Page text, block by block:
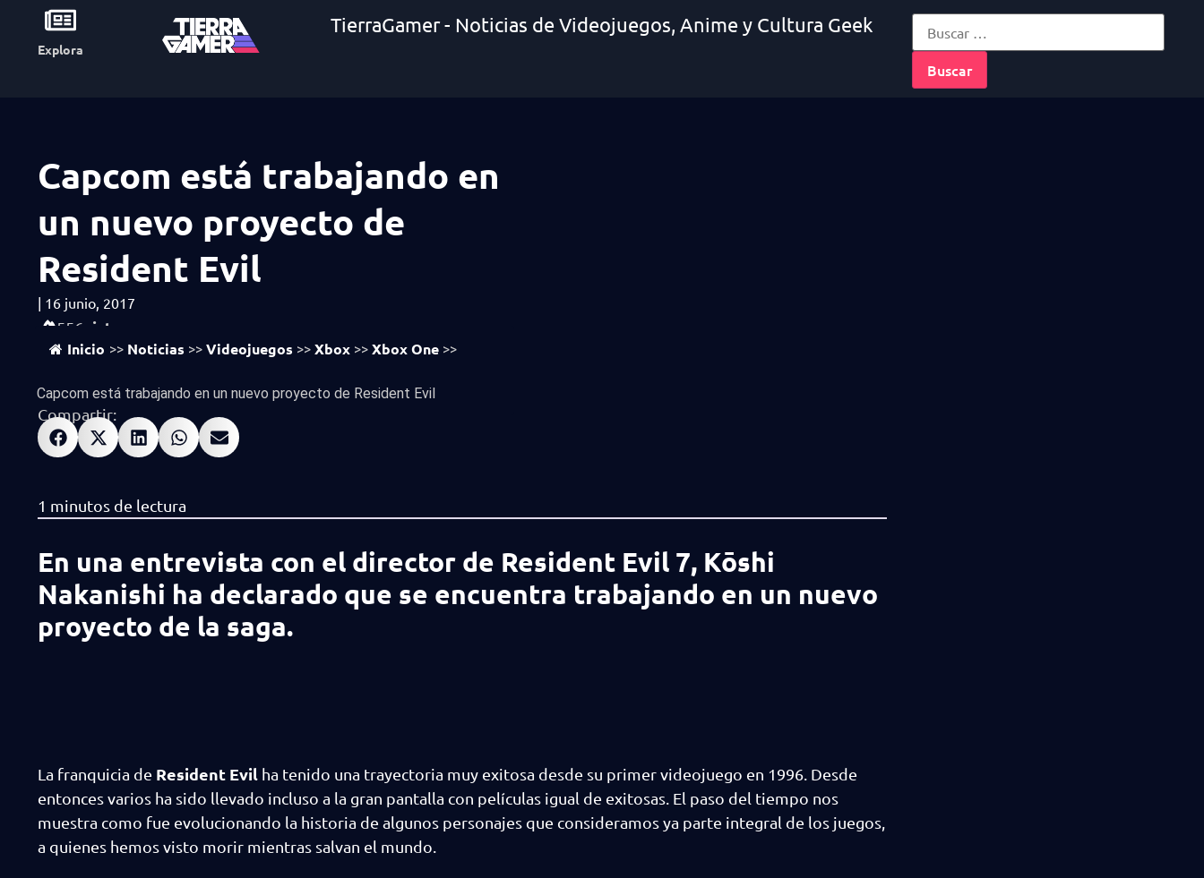
Explora
TierraGamer - Noticias de Videojuegos, Anime y Cultura Geek
Capcom está trabajando en
un nuevo proyecto de
Resident Evil
| 16 junio, 2017
556 vistas
Inicio >> Noticias >> Videojuegos >> Xbox >> Xbox One >>
Capcom está trabajando en un nuevo proyecto de Resident Evil
Compartir:
En una entrevista con el director de Resident Evil 7, Kōshi
Nakanishi ha declarado que se encuentra trabajando en un nuevo
proyecto de la saga.
La franquicia de Resident Evil ha tenido una trayectoria muy exitosa desde su primer videojuego en 1996. Desde
entonces varios ha sido llevado incluso a la gran pantalla con películas igual de exitosas. El paso del tiempo nos
muestra como fue evolucionando la historia de algunos personajes que consideramos ya parte integral de los juegos,
a quienes hemos visto morir mientras salvan el mundo.